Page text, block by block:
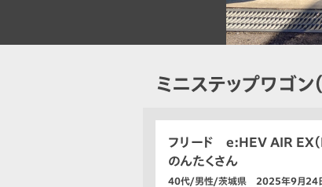
ミニステップワゴン
フリード e:HEV AIR EX（
のんたくさん
40代/男性/茨城県 2025年9月24